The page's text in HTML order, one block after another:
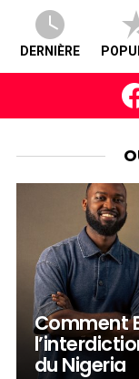
DERNIÈRE
Comment
du Nigeria